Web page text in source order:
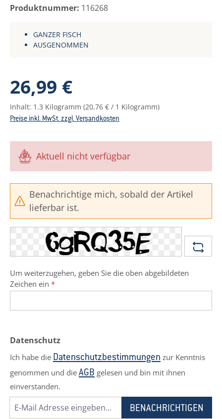
Produktnummer: 116268
GANZER FISCH
AUSGENOMMEN
Regulärer Preis:
26,99 €
Inhalt: 1.3 Kilogramm (20,76 € / 1 Kilogramm)
Preise inkl. MwSt. zzgl. Versandkosten
Aktuell nicht verfügbar
Benachrichtige mich, sobald der Artikel
lieferbar ist.
Um weiterzugehen, geben Sie die oben abgebildeten
Zeichen ein *
Datenschutz
Ich habe die Datenschutzbestimmungen zur Kenntnis
genommen und die AGB gelesen und bin mit ihnen
einverstanden.
BENACHRICHTIGEN